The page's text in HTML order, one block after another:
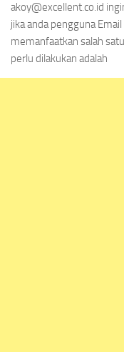
akoy@excellent.co.id
jika anda pengguna
memanfaatkan salah
perlu dilakukan adalah